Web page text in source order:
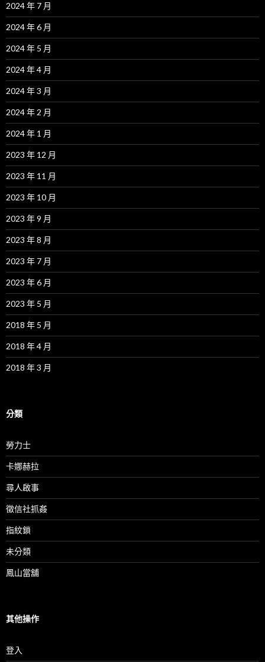
2024 年 7 月
2024 年 6 月
2024 年 5 月
2024 年 4 月
2024 年 3 月
2024 年 2 月
2024 年 1 月
2023 年 12 月
2023 年 11 月
2023 年 10 月
2023 年 9 月
2023 年 8 月
2023 年 7 月
2023 年 6 月
2023 年 5 月
2018 年 5 月
2018 年 4 月
2018 年 3 月
分類
勞力士
卡娜赫拉
尋人啟事
徵信社抓姦
指紋鎖
未分類
鳳山當舖
其他操作
登入